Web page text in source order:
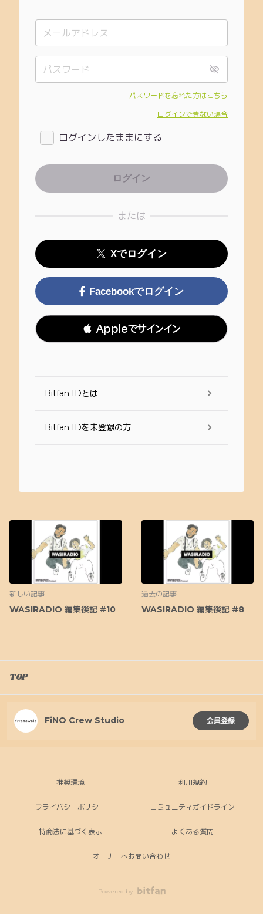
パスワードを忘れた方はこちら
ログインできない場合
ログインしたままにする
または
Xでログイン
Facebookでログイン
 Appleでサインイン
Bitfan IDとは
Bitfan IDを未登録の方
新しい記事
WASIRADIO 編集後記 #10
過去の記事
WASIRADIO 編集後記 #8
TOP
FiNO Crew Studio 会員登録
推奨環境 利用規約
プライバシーポリシー コミュニティガイドライン
特商法に基づく表示 よくある質問
オーナーへお問い合わせ
Powered by